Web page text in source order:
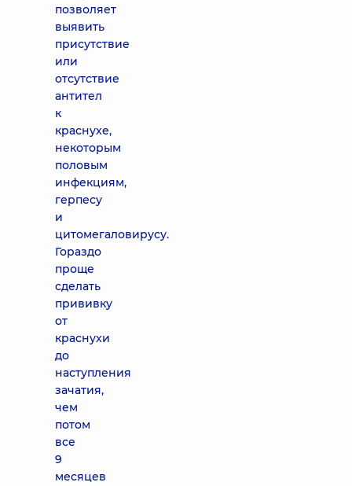
позволяет
выявить
присутствие
или
отсутствие
антител
к
краснухе,
некоторым
половым
инфекциям,
герпесу
и
цитомегаловирусу.
Гораздо
проще
сделать
прививку
от
краснухи
до
наступления
зачатия,
чем
потом
все
9
месяцев